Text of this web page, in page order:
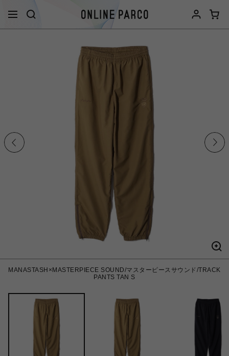
MANASTASH×MASTERPIECE SOUND/マスターピースサウンド/TRACK
PANTS TAN S